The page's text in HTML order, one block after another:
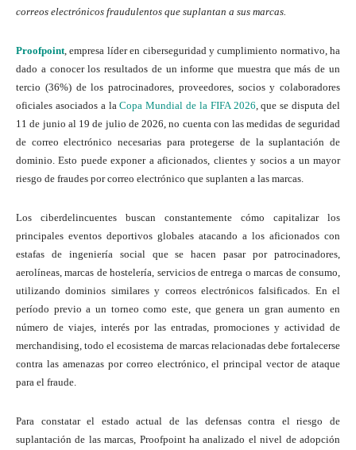
correos electrónicos fraudulentos que suplantan a sus marcas.
Proofpoint , empresa líder en ciberseguridad y cumplimiento normativo, ha
dado a conocer los resultados de un informe que muestra que más de un
tercio (36%) de los patrocinadores, proveedores, socios y colaboradores
oficiales asociados a laCopa Mundial de la FIFA 2026 , que se disputa del
11 de junio al 19 de julio de 2026, no cuenta con las medidas de seguridad
de correo electrónico necesarias para protegerse de la suplantación de
dominio. Esto puede exponer a aficionados, clientes y socios a un mayor
riesgo de fraudes por correo electrónico que suplanten a las marcas.
Los ciberdelincuentes buscan constantemente cómo capitalizar los
principales eventos deportivos globales atacando a los aficionados con
estafas de ingeniería social que se hacen pasar por patrocinadores,
aerolíneas, marcas de hostelería, servicios de entrega o marcas de consumo,
utilizando dominios similares y correos electrónicos falsificados. En el
período previo a un torneo como este, que genera un gran aumento en
número de viajes, interés por las entradas, promociones y actividad de
merchandising, todo el ecosistema de marcas relacionadas debe fortalecerse
contra las amenazas por correo electrónico, el principal vector de ataque
para el fraude.
Para constatar el estado actual de las defensas contra el riesgo de
suplantación de las marcas, Proofpoint ha analizado el nivel de adopción